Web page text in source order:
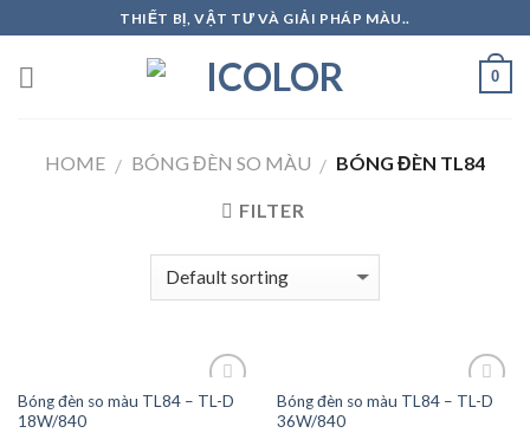
to
content
THIẾT BỊ, VẬT TƯ VÀ GIẢI PHÁP MÀU..
0
HOME / BÓNG ĐÈN SO MÀU / BÓNG ĐÈN TL84
FILTER
Bóng đèn so màu TL84 – TL-D
18W/840
Bóng đèn so màu TL84 – TL-D
36W/840